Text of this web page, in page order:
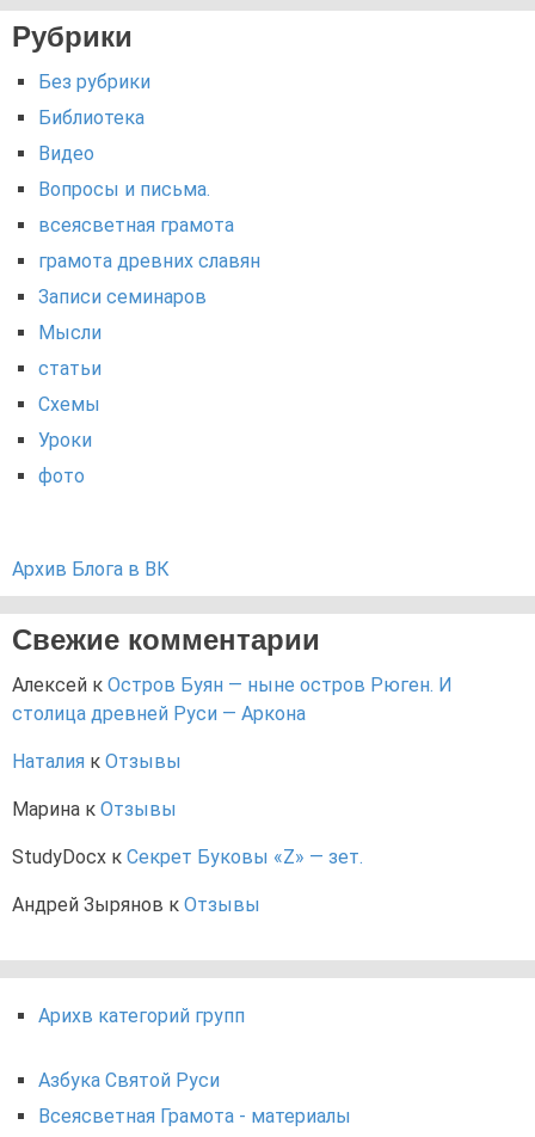
Рубрики
Без рубрики
Библиотека
Видео
Вопросы и письма.
всеясветная грамота
грамота древних славян
Записи семинаров
Мысли
статьи
Схемы
Уроки
фото
Архив Блога в ВК
Свежие комментарии
Алексей к Остров Буян — ныне остров Рюген. И
столица древней Руси — Аркона
Наталия к Отзывы
Марина к Отзывы
StudyDocx к Секрет Буковы «Z» — зет.
Андрей Зырянов к Отзывы
Арихв категорий групп
Азбука Святой Руси
Всеясветная Грамота - материалы